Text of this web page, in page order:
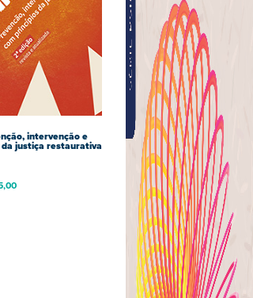
intervenção e
justiça restaurativa